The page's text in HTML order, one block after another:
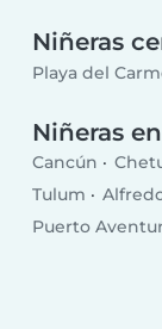
Niñeras
Playa del
Niñeras
Cancún
Tulum
Puerto